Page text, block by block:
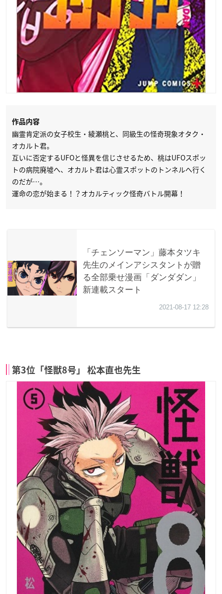
作品内容
幽霊肯定派の女子校生・綾瀬桃と、同級生の怪奇現象オタク・
オカルト君。
互いに否定するUFOと怪異を信じさせるため、桃はUFOスポッ
トの病院廃墟へ、オカルト君は心霊スポットのトンネルへ行く
のだが…。
運命の恋が始まる！？オカルティック怪奇バトル開幕！
第3位「怪獣8号」 松本直也先生